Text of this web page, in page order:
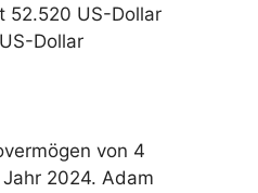
52.520 US-Dollar
Dollar
von 4
2024. Adam